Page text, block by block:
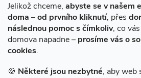
Jelikož chceme, abyste se v našem
doma –od prvního kliknutí, přes
následnou pomoc s čímkoliv, co
domova napadne – prosíme vás o
cookies.
🍪 Některé jsou nezbytné, aby web